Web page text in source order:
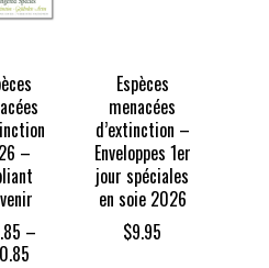
–
–
Price
Espèces
menacées
d’extinction –
Enveloppes 1er
jour spéciales
en soie 2026
$9.95